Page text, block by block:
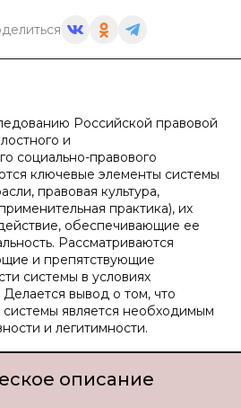
Российской правовой
и
социально-правового
ключевые элементы системы
правовая культура,
практика), их
обеспечивающие ее
Рассматриваются
и препятствующие
системы в условиях
вывод о том, что
системы является необходимым
и легитимности.
описание